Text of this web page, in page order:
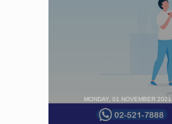
MONDAY, 01 NOVEMBER 2021